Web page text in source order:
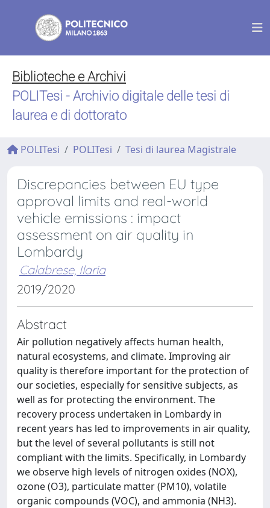
Biblioteche e Archivi
POLITesi - Archivio digitale delle tesi di
laurea e di dottorato
POLITesi POLITesi Tesi di laurea Magistrale
Discrepancies between EU type
approval limits and real-world
vehicle emissions : impact
assessment on air quality in
Lombardy
Calabrese, Ilaria
2019/2020
Abstract
Air pollution negatively affects human health,
natural ecosystems, and climate. Improving air
quality is therefore important for the protection of
our societies, especially for sensitive subjects, as
well as for protecting the environment. The
recovery process undertaken in Lombardy in
recent years has led to improvements in air quality,
but the level of several pollutants is still not
compliant with the limits. Specifically, in Lombardy
we observe high levels of nitrogen oxides (NOX),
ozone (O3), particulate matter (PM10), volatile
organic compounds (VOC), and ammonia (NH3).